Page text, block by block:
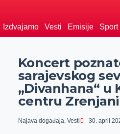
Izdvajamo Vesti Emisije Sport
Koncert
sarajevskog
„Divanhana“ u
centru
Najava događaja, Vesti 30. april